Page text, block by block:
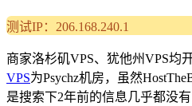
测试IP：206.168.240.1
商家洛杉矶VPS、犹他州VPS均
VPS为Psychz机房，虽然
是搜索下2年前的信息几乎都没